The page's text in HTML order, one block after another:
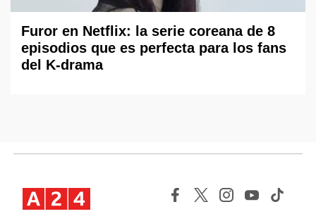
Furor en Netflix: la serie coreana de 8
episodios que es perfecta para los fans
del K-drama